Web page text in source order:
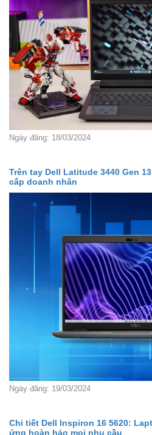
Ngày đăng: 18/03/2024
Trên tay Dell Latitude 3440 Gen
cấp doanh nhân
Ngày đăng: 19/03/2024
Chi tiết Dell Inspiron 16 5620:
ứng hoàn hảo mọi nhu cầu